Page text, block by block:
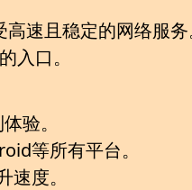
速且稳定的网络服
入口。
验。
等所有平台。
度。